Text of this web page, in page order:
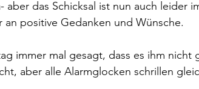
aber das Schicksal ist nun auch leider
positive Gedanken und Wünsche.
immer mal gesagt, dass es ihm nicht
aber alle Alarmglocken schrillen